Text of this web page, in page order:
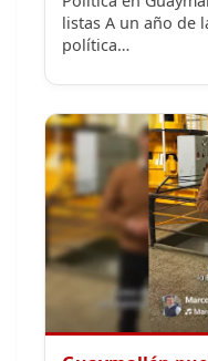
Guaymallén
su cámara